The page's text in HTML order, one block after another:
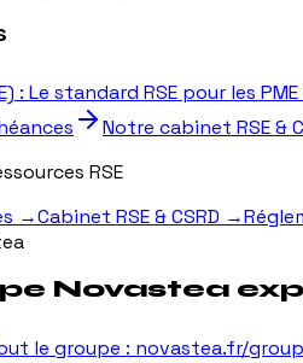
: Le standard RSE pour les
Notre cabinet RSE &
RSE
→Cabinet RSE & CSRD →
Novastea
le groupe : novastea.fr/